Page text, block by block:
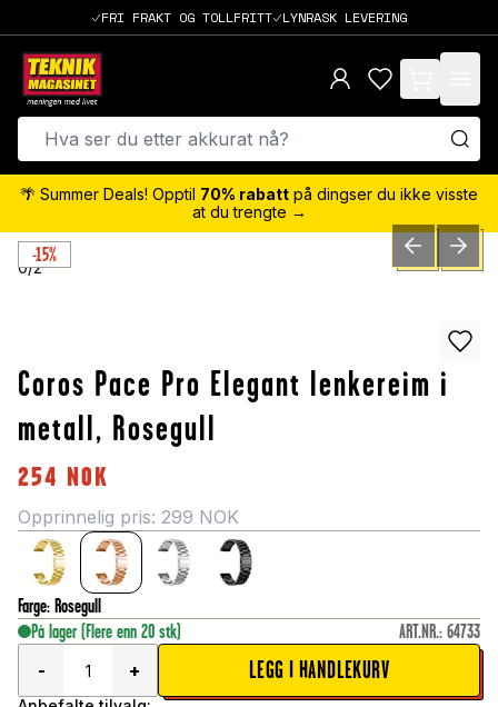
FRI FRAKT OG TOLLFRITT LYNRASK LEVERING
items in cart,
🌴 Summer Deals! Opptil 70% rabatt på dingser du ikke visste
at du trengte →
-15%
0/2 PREVIOUSNEXT
Coros Pace Pro Elegant lenkereim i
metall, Rosegull
254 NOK
Opprinnelig pris: 299 NOK
Farge: Rosegull
På lager (Flere enn 20 stk) ART.NR.: 64733
-
+ LEGG I HANDLEKURV